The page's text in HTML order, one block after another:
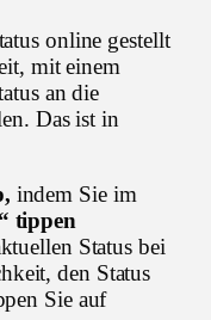
online gestellt
mit einem
an die
Das ist in
indem Sie im
tippen
Status bei
den Status
Sie auf